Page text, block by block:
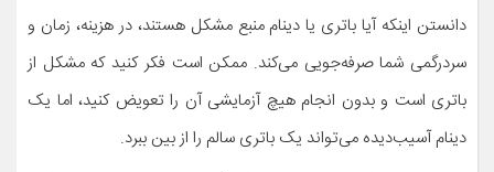
دانستن اینکه آیا باتری یا دینام منبع مشکل هستند، در هزینه، زمان و
سردرگمی شما صرفه‌جویی می‌کند. ممکن است فکر کنید که مشکل از
باتری است و بدون انجام هیچ آزمایشی آن را تعویض کنید، اما یک
دینام آسیب‌دیده می‌تواند یک باتری سالم را از بین ببرد.